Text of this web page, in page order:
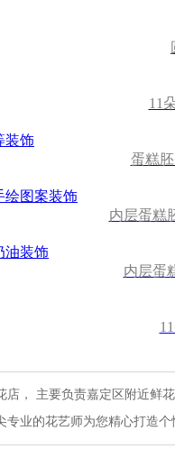
11
蛋糕
内层蛋糕
内层蛋
， 主要负责嘉定区附近鲜
业的花艺师为您精心打造